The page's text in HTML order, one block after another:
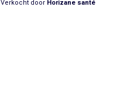
Verkocht door Horizane santé